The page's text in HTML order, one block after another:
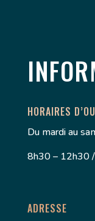
HORAIRES
Du mardi au
8h30 – 12h30
ADRESSE